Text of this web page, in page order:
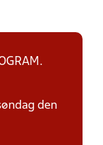
den